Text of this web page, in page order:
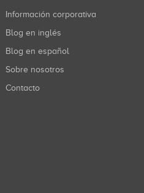
Información corporativa
Blog en inglés
Blog en español
Sobre nosotros
Contacto